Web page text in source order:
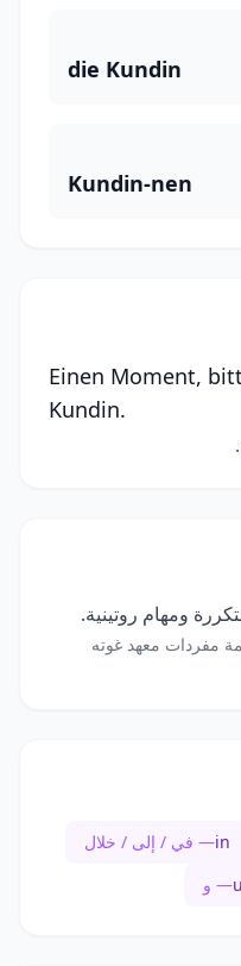
die Kundin
Kundin-nen
Einen Moment,
Kundin.
ومهام روتينية.
مفردات معهد غوته
in— في / إلى / خلال
— و